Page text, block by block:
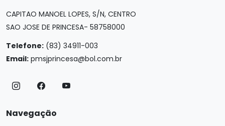
CAPITAO MANOEL LOPES, S/N, CENTRO
SAO JOSE DE PRINCESA- 58758000
Telefone: (83) 34911-003
Email: pmsjprincesa@bol.com.br
Navegação